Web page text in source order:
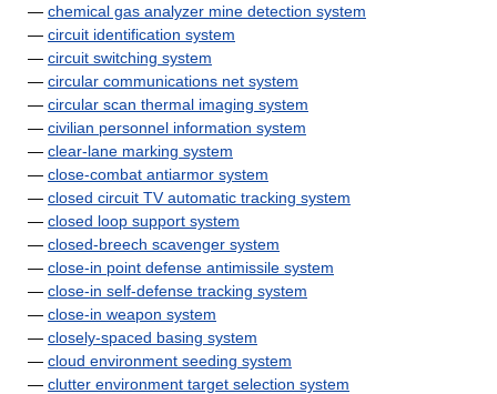
— chemical gas analyzer mine detection system
— circuit identification system
— circuit switching system
— circular communications net system
— circular scan thermal imaging system
— civilian personnel information system
— clear-lane marking system
— close-combat antiarmor system
— closed circuit TV automatic tracking system
— closed loop support system
— closed-breech scavenger system
— close-in point defense antimissile system
— close-in self-defense tracking system
— close-in weapon system
— closely-spaced basing system
— cloud environment seeding system
— clutter environment target selection system